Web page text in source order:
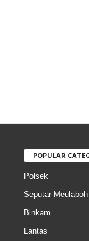
POPULAR
Polsek
Seputar Meulaboh
Binkam
Lantas